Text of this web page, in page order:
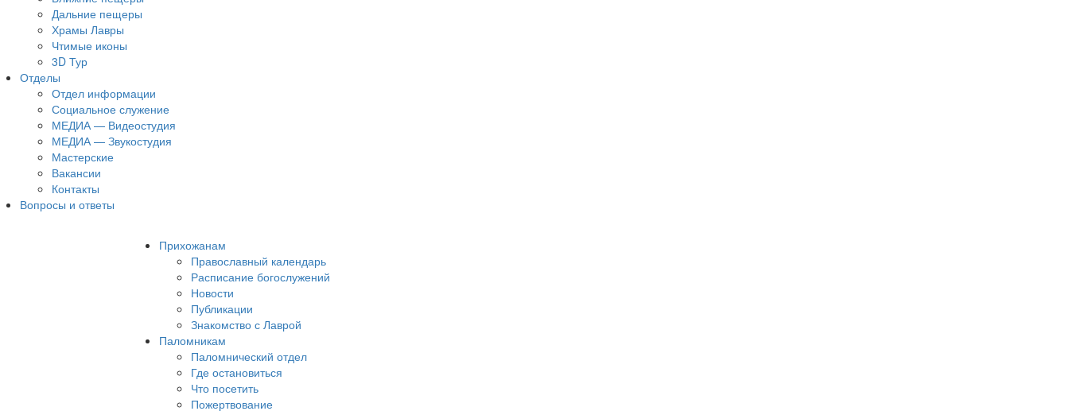
Дальние пещеры
Храмы Лавры
Чтимые иконы
3D Тур
Отделы
Отдел информации
Социальное служение
МЕДИА — Видеостудия
МЕДИА — Звукостудия
Мастерские
Вакансии
Контакты
Вопросы и ответы
Прихожанам
Православный календарь
Расписание богослужений
Новости
Публикации
Знакомство с Лаврой
Паломникам
Паломнический отдел
Где остановиться
Что посетить
Пожертвование